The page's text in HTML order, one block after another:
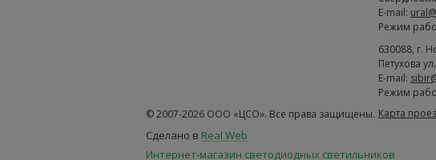
E-mail:
Режим
630088, г.
Петухова
E-mail:
Режим
Карта
© 2007-2026 ООО «ЦСО». Все права защищены.
Сделано в Real Web
Интернет-магазин светодиодных светильников